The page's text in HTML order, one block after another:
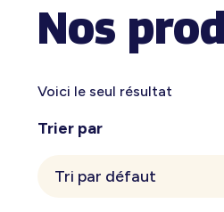
Nos
Voici le seul résultat
Trier par